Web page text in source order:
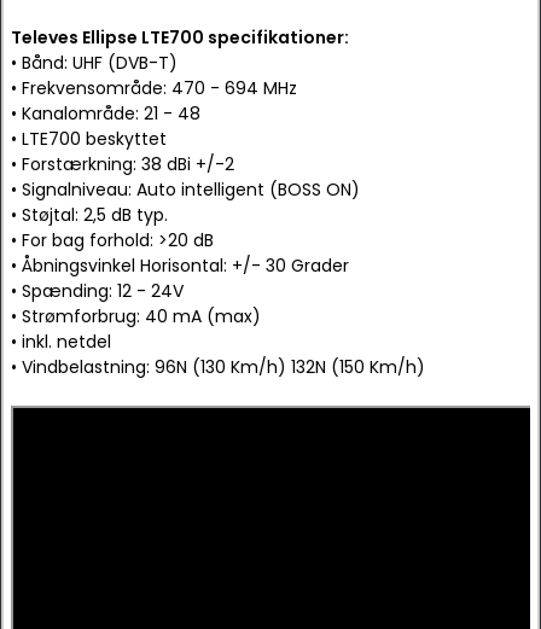
Televes Ellipse LTE700 specifikationer:
• Bånd: UHF (DVB-T)
• Frekvensområde: 470 - 694 MHz
• Kanalområde: 21 - 48
• LTE700 beskyttet
• Forstærkning: 38 dBi +/-2
• Signalniveau: Auto intelligent (BOSS ON)
• Støjtal: 2,5 dB typ.
• For bag forhold: >20 dB
• Åbningsvinkel Horisontal: +/- 30 Grader
• Spænding: 12 - 24V
• Strømforbrug: 40 mA (max)
• inkl. netdel
• Vindbelastning: 96N (130 Km/h) 132N (150 Km/h)